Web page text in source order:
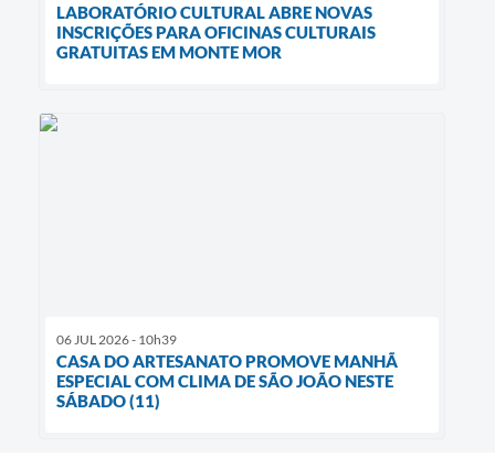
LABORATÓRIO CULTURAL ABRE NOVAS
INSCRIÇÕES PARA OFICINAS CULTURAIS
GRATUITAS EM MONTE MOR
06 JUL 2026 - 10h39
CASA DO ARTESANATO PROMOVE MANHÃ
ESPECIAL COM CLIMA DE SÃO JOÃO NESTE
SÁBADO (11)